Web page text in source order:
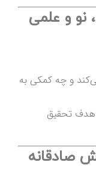
و علمی
و چه کمکی به
هدف تحقیق
صادقانه